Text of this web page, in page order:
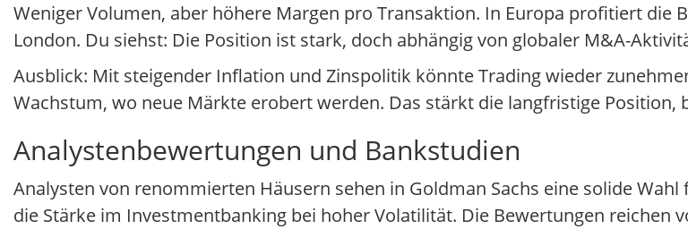
Weniger Volumen, aber höhere Margen pro Transaktion. In Europa profitiert die
London. Du siehst: Die Position ist stark, doch abhängig von globaler M&A-
Ausblick: Mit steigender Inflation und Zinspolitik könnte Trading wieder
Wachstum, wo neue Märkte erobert werden. Das stärkt die langfristige Position,
Analystenbewertungen und Bankstudien
Analysten von renommierten Häusern sehen in Goldman Sachs eine solide
die Stärke im Investmentbanking bei hoher Volatilität. Die Bewertungen reichen